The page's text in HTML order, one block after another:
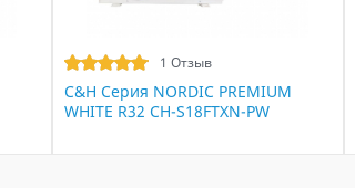
1 Отзыв
C&H Серия NORDIC PREMIUM
WHITE R32 CH-S18FTXN-PW